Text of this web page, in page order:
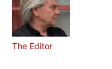
The Editor